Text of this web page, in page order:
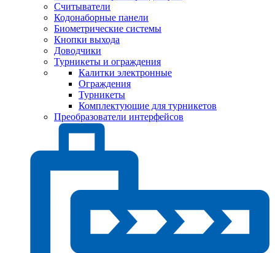
Считыватели
Кодонаборные панели
Биометрические системы
Кнопки выхода
Доводчики
Турникеты и ограждения
Калитки электронные
Ограждения
Турникеты
Комплектующие для турникетов
Преобразователи интерфейсов